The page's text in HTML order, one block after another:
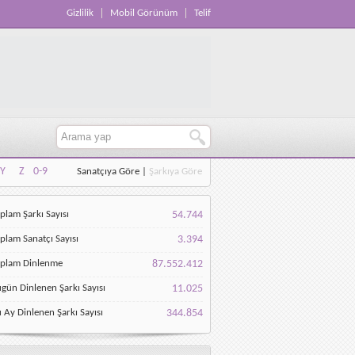
Gizlilik Mobil Görünüm Telif
Y Z
0-9
Y Z 0-9
Sanatçıya Göre Şarkıya Göre
Şarkı Sayısı 54.744
Sanatçı Sayısı 3.394
Dinlenme 87.552.412
Dinlenen Şarkı Sayısı 11.025
Ay Dinlenen Şarkı Sayısı 344.854